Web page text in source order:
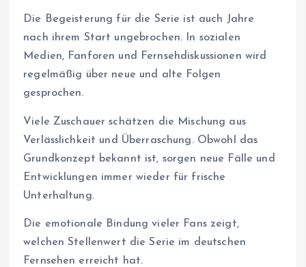
Die Begeisterung für die Serie ist auch Jahre
nach ihrem Start ungebrochen. In sozialen
Medien, Fanforen und Fernsehdiskussionen wird
regelmäßig über neue und alte Folgen
gesprochen.
Viele Zuschauer schätzen die Mischung aus
Verlässlichkeit und Überraschung. Obwohl das
Grundkonzept bekannt ist, sorgen neue Fälle und
Entwicklungen immer wieder für frische
Unterhaltung.
Die emotionale Bindung vieler Fans zeigt,
welchen Stellenwert die Serie im deutschen
Fernsehen erreicht hat.